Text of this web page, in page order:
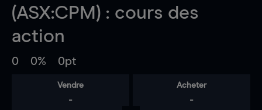
(ASX:CPM) : cours des
action
0 0% 0pt
Vendre
-
Acheter
-